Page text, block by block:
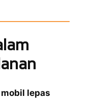
lepas